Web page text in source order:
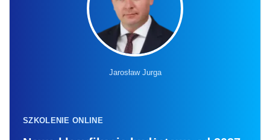
Jarosław Jurga
SZKOLENIE ONLINE